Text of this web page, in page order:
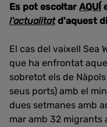
Es pot escoltar AQUÍ
l'actualitatd'aquest
El cas del vaixell Sea
que ha enfrontat
sobretot els de
seus ports) amb el
dues setmanes amb
mar amb 32 migrants